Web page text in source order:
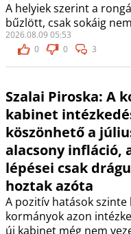
A helyiek szerint a
bűzlött, csak sokáig
2026.08.09 05:53
0
0 3
Szalai Piroska: A
kabinet
köszönhető a
alacsony infláció,
lépései csak
hoztak azóta
A pozitív hatások
kormányok azon
új kabinet még nem